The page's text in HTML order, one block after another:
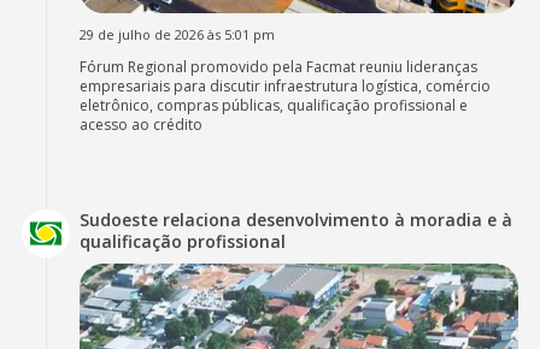
29 de julho de 2026 às 5:01 pm
Fórum Regional promovido pela Facmat reuniu lideranças
empresariais para discutir infraestrutura logística, comércio
eletrônico, compras públicas, qualificação profissional e
acesso ao crédito
Sudoeste relaciona desenvolvimento à moradia e à
qualificação profissional